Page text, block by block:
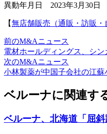
異動年月日 2023年3月30日
【無店舗販売（通販・訪販
前のM&Aニュース
電材ホールディングス、シン
次のM&Aニュース
小林製薬が中国子会社の江
ベルーナに関連す
ベルーナ、北海道「屈